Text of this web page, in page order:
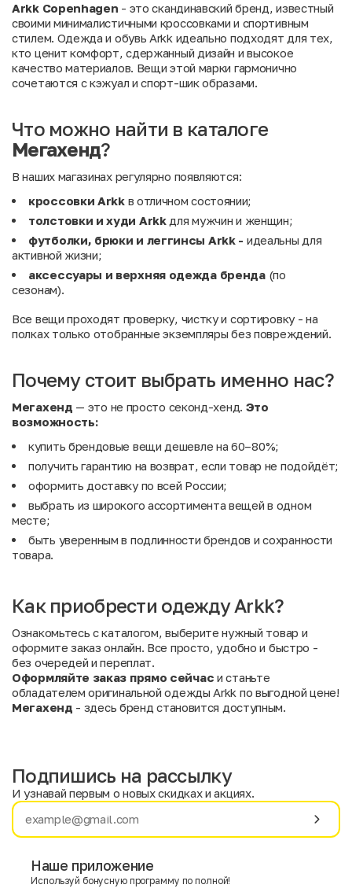
Arkk Copenhagen - это скандинавский бренд, известный
своими минималистичными кроссовками и спортивным
стилем. Одежда и обувь Arkk идеально подходят для тех,
кто ценит комфорт, сдержанный дизайн и высокое
качество материалов. Вещи этой марки гармонично
сочетаются с кэжуал и спорт-шик образами.
Что можно найти в каталоге
Мегахенд?
В наших магазинах регулярно появляются:
кроссовки Arkk в отличном состоянии;
толстовки и худи Arkkдля мужчин и женщин;
футболки, брюки и леггинсы Arkk - идеальны для
активной жизни;
аксессуары и верхняя одежда бренда(по
сезонам).
Все вещи проходят проверку, чистку и сортировку - на
полках только отобранные экземпляры без повреждений.
Почему стоит выбрать именно нас?
Мегахенд — это не просто секонд-хенд. Это
возможность:
купить брендовые вещи дешевле на 60–80%;
получить гарантию на возврат, если товар не подойдёт;
оформить доставку по всей России;
выбрать из широкого ассортимента вещей в одном
месте;
быть уверенным в подлинности брендов и сохранности
товара.
Как приобрести одежду Arkk?
Ознакомьтесь с каталогом, выберите нужный товар и
оформите заказ онлайн. Все просто, удобно и быстро -
без очередей и переплат.
Оформляйте заказ прямо сейчас и станьте
обладателем оригинальной одежды Arkk по выгодной цене!
Мегахенд - здесь бренд становится доступным.
Имя
E-mail
Подпишись на рассылку
И узнавай первым о новых скидках и акциях.
Наше приложение
Используй бонусную программу по полной!